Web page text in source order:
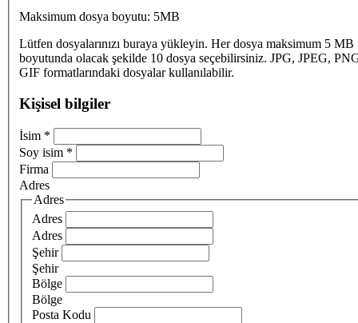
Maksimum dosya boyutu: 5MB
Lütfen dosyalarınızı buraya yükleyin. Her dosya maksimum 5 MB
boyutunda olacak şekilde 10 dosya seçebilirsiniz. JPG, JPEG,
GIF formatlarındaki dosyalar kullanılabilir.
Kişisel bilgiler
İsim *
Soy isim *
Firma
Adres
Adres
Adres
Adres
Şehir
Şehir
Bölge
Bölge
Posta Kodu